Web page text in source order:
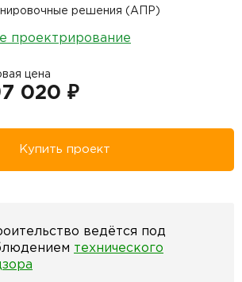
решения (АПР)
проектрирование
цена
020 ₽
Купить проект
ведётся под
технического